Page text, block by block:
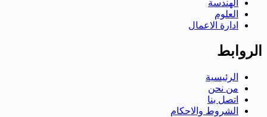
الهندسة
العلوم
ادارة الاعمال
الروابط
الرئيسية
من نحن
اتصل بنا
الشروط والاحكام